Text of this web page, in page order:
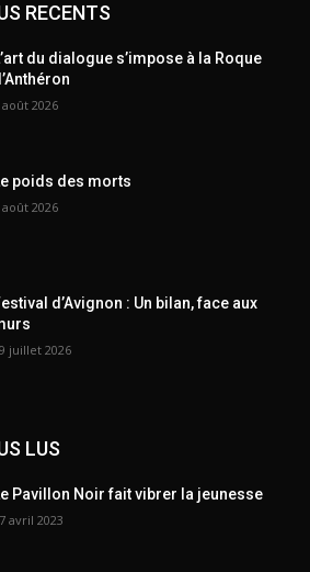
RECENTS
du dialogue s’impose à la Roque
août 2026
poids des morts
août 2026
d’Avignon : Un bilan, face aux
juillet 2026
LUS
Pavillon Noir fait vibrer la jeunesse
avril 2023